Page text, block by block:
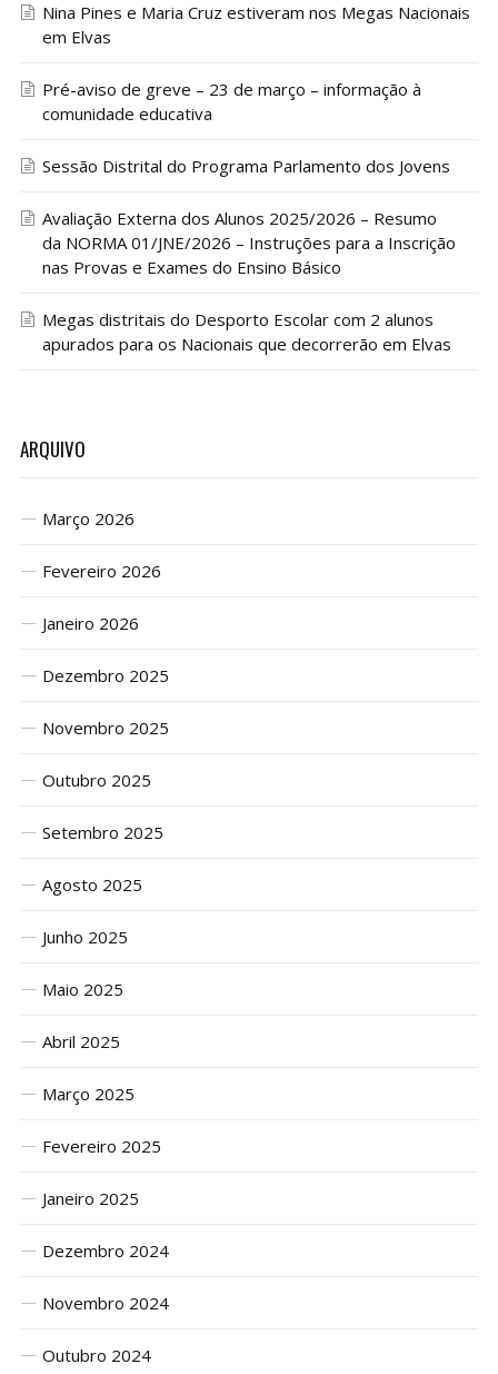
Nina Pines e Maria Cruz estiveram nos Megas Nacionais
em Elvas
Pré-aviso de greve – 23 de março – informação à
comunidade educativa
Sessão Distrital do Programa Parlamento dos Jovens
Avaliação Externa dos Alunos 2025/2026 – Resumo
da NORMA 01/JNE/2026 – Instruções para a Inscrição
nas Provas e Exames do Ensino Básico
Megas distritais do Desporto Escolar com 2 alunos
apurados para os Nacionais que decorrerão em Elvas
ARQUIVO
Março 2026
Fevereiro 2026
Janeiro 2026
Dezembro 2025
Novembro 2025
Outubro 2025
Setembro 2025
Agosto 2025
Junho 2025
Maio 2025
Abril 2025
Março 2025
Fevereiro 2025
Janeiro 2025
Dezembro 2024
Novembro 2024
Outubro 2024